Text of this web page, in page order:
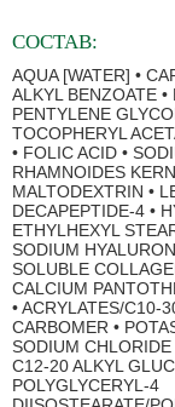
СОСТАВ:
AQUA [WATER] •
ALKYL BENZOATE •
PENTYLENE
TOCOPHERYL
• FOLIC ACID •
RHAMNOIDES
MALTODEXTRIN •
DECAPEPTIDE-4 •
ETHYLHEXYL
SODIUM
SOLUBLE
CALCIUM
• ACRYLATES/C10-
CARBOMER •
SODIUM CHLORIDE
C12-20 ALKYL
POLYGLYCERYL-4